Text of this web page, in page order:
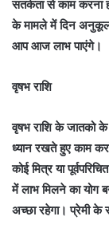
सतर्कता से काम करना
के मामले में दिन अनुकूल
आप आज लाभ पाएंगे।
वृषभ राशि
वृषभ राशि के जातको
ध्यान रखते हुए काम
कोई मित्र या
में लाभ मिलने का
अच्छा रहेगा। प्रेमी के